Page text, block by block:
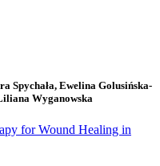
Spychała, Ewelina Golusińska-
Wyganowska
for Wound Healing in